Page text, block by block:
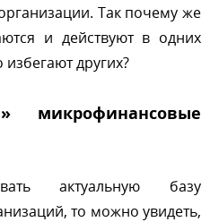
Так почему же
и действуют в одних
избегают других?
микрофинансовые
актуальную базу
то можно увидеть,